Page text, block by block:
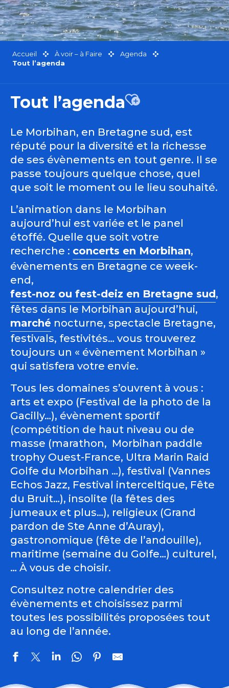
Accueil À voir – à Faire
Agenda
Tout l’agenda
Tout l’agendaAjouter aux
Le Morbihan, en Bretagne sud, est
réputé pour la diversité et la richesse
de ses évènements en tout genre. Il se
passe toujours quelque chose, quel
que soit le moment ou le lieu souhaité.
L’animation dans le Morbihan
aujourd’hui est variée et le panel
étoffé. Quelle que soit votre
recherche : concerts en Morbihan,
évènements en Bretagne ce week-
end,
fest-noz ou fest-deiz en Bretagne sud,
fêtes dans le Morbihan aujourd’hui,
marché nocturne, spectacle Bretagne,
festivals, festivités… vous trouverez
toujours un « évènement Morbihan »
qui satisfera votre envie.
Tous les domaines s’ouvrent à vous :
arts et expo (Festival de la photo de la
Gacilly…), évènement sportif
(compétition de haut niveau ou de
masse (marathon, Morbihan paddle
trophy Ouest-France, Ultra Marin Raid
Golfe du Morbihan …), festival (Vannes
Echos Jazz, Festival interceltique, Fête
du Bruit…), insolite (la fêtes des
jumeaux et plus…), religieux (Grand
pardon de Ste Anne d’Auray),
gastronomique (fête de l’andouille),
maritime (semaine du Golfe…) culturel,
… À vous de choisir.
Consultez notre calendrier des
évènements et choisissez parmi
toutes les possibilités proposées tout
au long de l’année.